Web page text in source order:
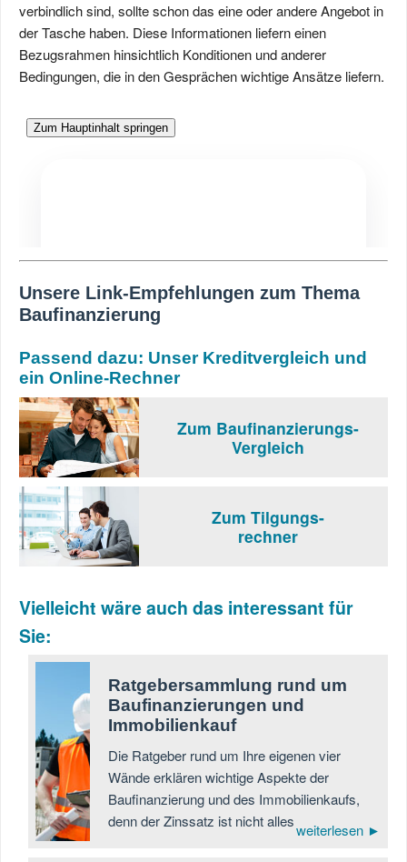
verbindlich sind, sollte schon das eine oder andere Angebot in
der Tasche haben. Diese Informationen liefern einen
Bezugsrahmen hinsichtlich Konditionen und anderer
Bedingungen, die in den Gesprächen wichtige Ansätze liefern.
Unsere Link-Empfehlungen zum Thema
Baufinanzierung
Passend dazu: Unser Kreditvergleich und
ein Online-Rechner
Zum Baufinanzierungs-
Vergleich
Zum Tilgungs-
rechner
Vielleicht wäre auch das interessant für
Sie:
Ratgebersammlung rund um
Baufinanzierungen und
Immobilienkauf
Die Ratgeber rund um Ihre eigenen vier
Wände erklären wichtige Aspekte der
Baufinanzierung und des Immobilienkaufs,
denn der Zinssatz ist nicht allesweiterlesen ►